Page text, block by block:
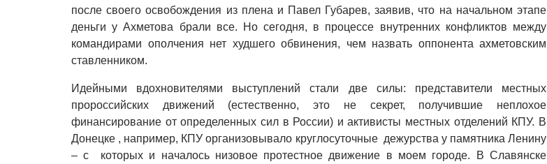
после своего освобождения из плена и Павел Губарев, заявив, что на начальном этапе
деньги у Ахметова брали все. Но сегодня, в процессе внутренних конфликтов между
командирами ополчения нет худшего обвинения, чем назвать оппонента ахметовским
ставленником.
Идейными вдохновителями выступлений стали две силы: представители местных
пророссийских движений (естественно, это не секрет, получившие неплохое
финансирование от определенных сил в России) и активисты местных отделений КПУ. В
Донецке , например, КПУ организовывало круглосуточные дежурства у памятника Ленину
– с которых и началось низовое протестное движение в моем городе. В Славянске